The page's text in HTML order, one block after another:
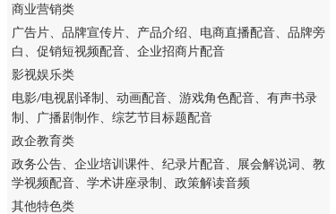
商业营销类
广告片、品牌宣传片、产品介绍、电商直播配音、品牌旁
白、促销短视频配音、企业招商片配音
影视娱乐类
电影/电视剧译制、动画配音、游戏角色配音、有声书录
制、广播剧制作、综艺节目标题配音
政企教育类
政务公告、企业培训课件、纪录片配音、展会解说词、教
学视频配音、学术讲座录制、政策解读音频
其他特色类